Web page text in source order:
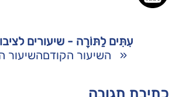
עִתִּים לַתּוֹרָה - שיעורים
« השיעור הקודםהשיעור